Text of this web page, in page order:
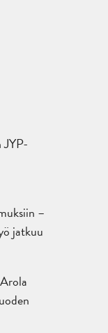
JYP-
–
jatkuu